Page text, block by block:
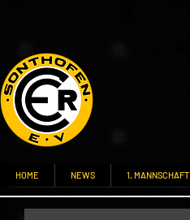
HOME NEWS 1. MANNSCHAFT